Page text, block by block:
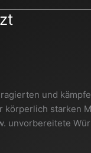
und
starken
unvorbereitete